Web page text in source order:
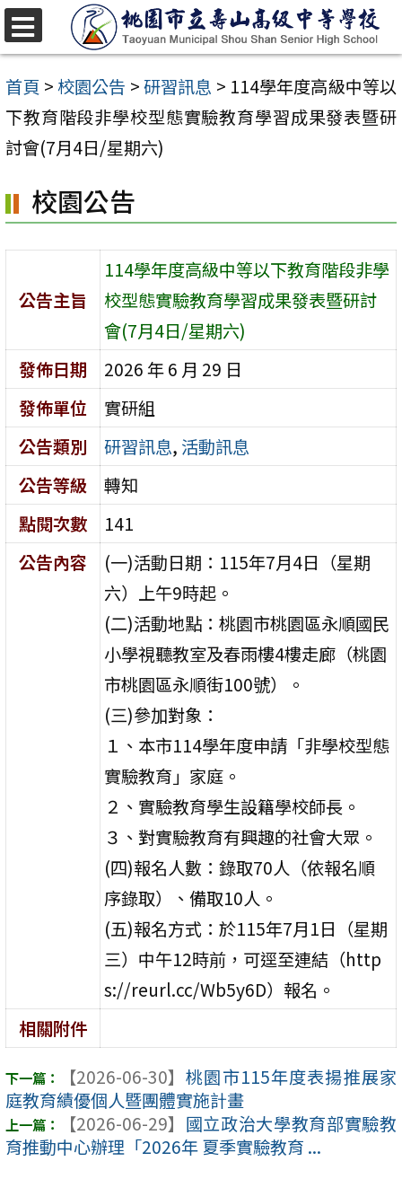
跳
至
主
要
內
區
首頁 >校園公告 >研習訊息 > 114學年度高級中等以
下教育階段非學校型態實驗教育學習成果發表暨研
討會(7月4日/星期六)
校園公告
公告主旨
114學年度高級中等以下教育階段非學
校型態實驗教育學習成果發表暨研討
會(7月4日/星期六)
發佈日期
2026 年 6 月 29 日
發佈單位
實研組
公告類別
研習訊息, 活動訊息
公告等級
轉知
點閱次數
141
公告內容
(一)活動日期：115年7月4日（星期
六）上午9時起。
(二)活動地點：桃園市桃園區永順國民
小學視聽教室及春雨樓4樓走廊（桃園
市桃園區永順街100號）。
(三)參加對象：
１、本市114學年度申請「非學校型態
實驗教育」家庭。
２、實驗教育學生設籍學校師長。
３、對實驗教育有興趣的社會大眾。
(四)報名人數：錄取70人（依報名順
序錄取）、備取10人。
(五)報名方式：於115年7月1日（星期
三）中午12時前，可逕至連結（http
s://reurl.cc/Wb5y6D）報名。
相關附件
【2026-06-30】 桃園市115年度表揚推展家
庭教育績優個人暨團體實施計畫
【2026-06-29】 國立政治大學教育部實驗教
育推動中心辦理「2026年 夏季實驗教育 ...
選
單